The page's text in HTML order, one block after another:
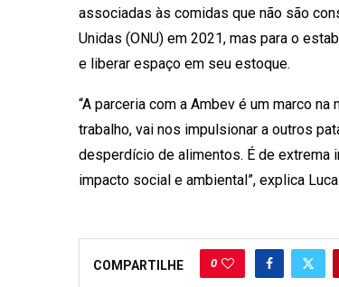
associadas às comidas que não são
Unidas (ONU) em 2021, mas para o
e liberar espaço em seu estoque.
“A parceria com a Ambev é um marco
trabalho, vai nos impulsionar a outros
desperdício de alimentos. É de extrema
impacto social e ambiental”, explica
COMPARTILHE 0